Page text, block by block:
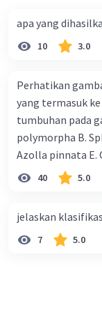
apa yang
10 3.0
Perhatikan
yang termasuk
tumbuhan pada
polymorpha B.
Azolla pinnata E.
40 5.0
jelaskan
7 5.0